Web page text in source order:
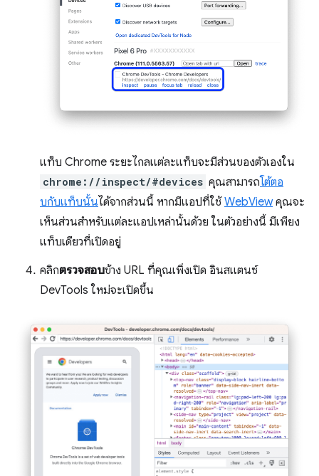
แท็บ Chrome ระยะไกลแต่ละแท็บจะมีส่วนของตัวเองใน
chrome://inspect/#devices คุณสามารถโต้ตอ
บกับแท็บนั้นได้จากส่วนนี้ หากมีแอปที่ใช้WebViewคุณจะ
เห็นส่วนสำหรับแต่ละแอปเหล่านั้นด้วย ในตัวอย่างนี้ มีเพียง
แท็บเดียวที่เปิดอยู่
คลิกตรวจสอบข้าง URL ที่คุณเพิ่งเปิด อินสแตนซ์
DevTools ใหม่จะเปิดขึ้น